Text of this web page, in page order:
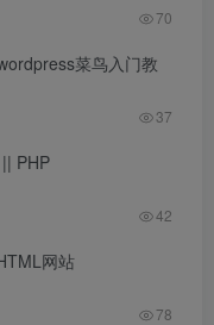
70
菜鸟入门教
37
PHP
42
网站
78